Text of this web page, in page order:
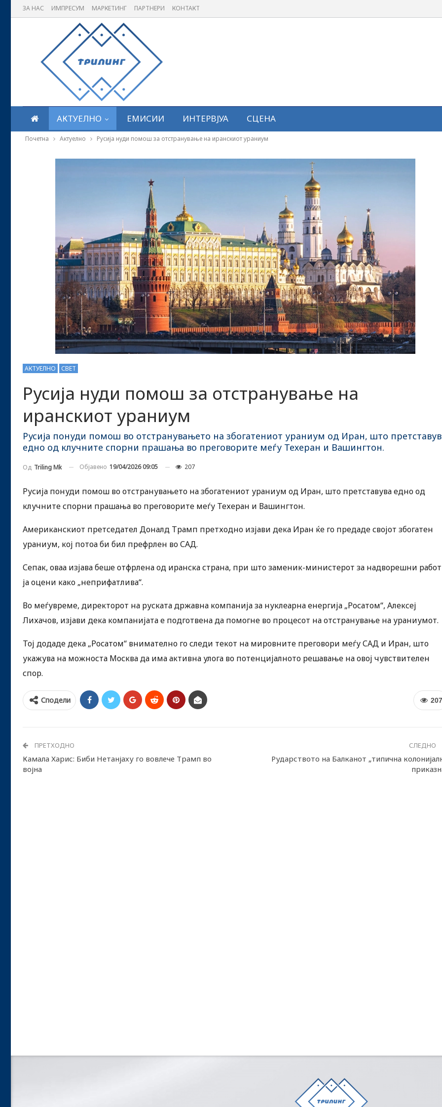
ЗА НАС ИМПРЕСУМ МАРКЕТИНГ ПАРТНЕРИ КОНТАКТ
АКТУЕЛНО ЕМИСИИ ИНТЕРВЈУА СЦЕНА
Почетна Актуелно Русија нуди помош за отстранување на иранскиот ураниум
АКТУЕЛНО СВЕТ
Русија нуди помош за отстранување на
иранскиот ураниум
Русија понуди помош во отстранувањето на збогатениот ураниум од Иран, што
едно од клучните спорни прашања во преговорите меѓу Техеран и Вашингтон.
Од Triling Mk Објавено 19/04/2026 09:05 207
Русија понуди помош во отстранувањето на збогатениот ураниум од Иран, што претставува едно од
клучните спорни прашања во преговорите меѓу Техеран и Вашингтон.
Американскиот претседател Доналд Трамп претходно изјави дека Иран ќе го предаде својот збогатен
ураниум, кој потоа би бил префрлен во САД.
Сепак, оваа изјава беше отфрлена од иранска страна, при што заменик-министерот за надворешни
ја оцени како „неприфатлива“.
Во меѓувреме, директорот на руската државна компанија за нуклеарна енергија „Росатом“, Алексеј
Лихачов, изјави дека компанијата е подготвена да помогне во процесот на отстранување на ураниумот.
Тој додаде дека „Росатом“ внимателно го следи текот на мировните преговори меѓу САД и Иран, што
укажува на можноста Москва да има активна улога во потенцијалното решавање на овој чувствителен
спор.
207
Сподели
ПРЕТХОДНО
Камала Харис: Биби Нетанјаху го вовлече Трамп во
војна
СЛЕДНО
Рударството на Балканот „типична